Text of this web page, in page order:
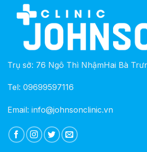
Trụ sở: 76 Ngô Thì NhậmHai Bà
Tel: 09699597116
Email: info@johnsonclinic.vn